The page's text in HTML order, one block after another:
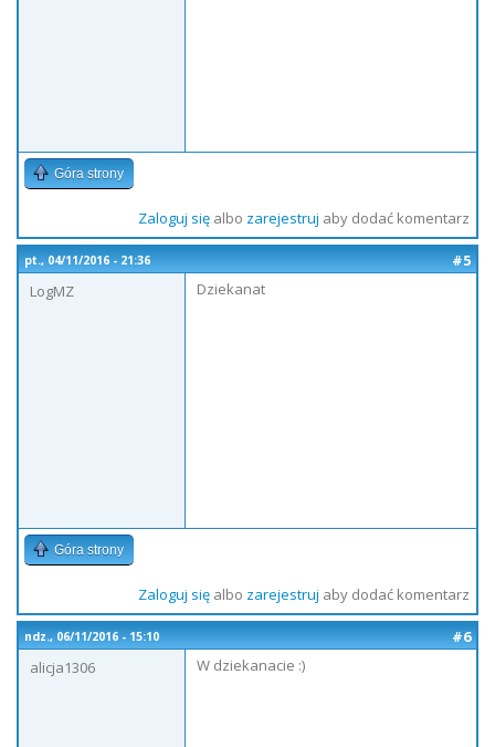
Góra strony
Zaloguj sięalbo zarejestruj aby dodać komentarz
pt., 04/11/2016 - 21:36
#5
LogMZ
Dziekanat
Góra strony
Zaloguj sięalbo zarejestruj aby dodać komentarz
ndz., 06/11/2016 - 15:10
#6
alicja1306
W dziekanacie :)